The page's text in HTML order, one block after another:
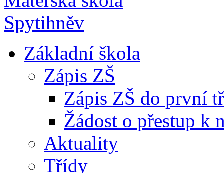
Základní škola
Zápis ZŠ
Zápis ZŠ do první
Žádost o přestup k
Aktuality
Třídy